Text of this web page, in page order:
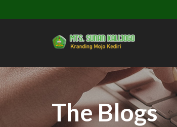
The Blogs